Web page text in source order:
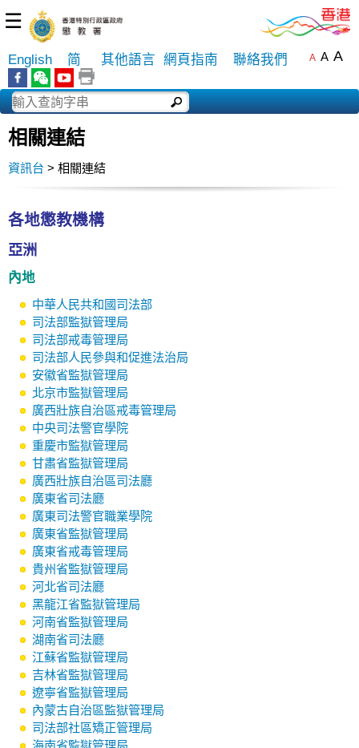
☰
English 简 其他語言 網頁指南 聯絡我們 A A A
相關連結
資訊台 > 相關連結
各地懲教機構
亞洲
內地
中華人民共和國司法部
司法部監獄管理局
司法部戒毒管理局
司法部人民參與和促進法治局
安徽省監獄管理局
北京市監獄管理局
廣西壯族自治區戒毒管理局
中央司法警官學院
重慶市監獄管理局
甘肅省監獄管理局
廣西壯族自治區司法廳
廣東省司法廳
廣東司法警官職業學院
廣東省監獄管理局
廣東省戒毒管理局
貴州省監獄管理局
河北省司法廳
黑龍江省監獄管理局
河南省監獄管理局
湖南省司法廳
江蘇省監獄管理局
吉林省監獄管理局
遼寧省監獄管理局
內蒙古自治區監獄管理局
司法部社區矯正管理局
海南省監獄管理局